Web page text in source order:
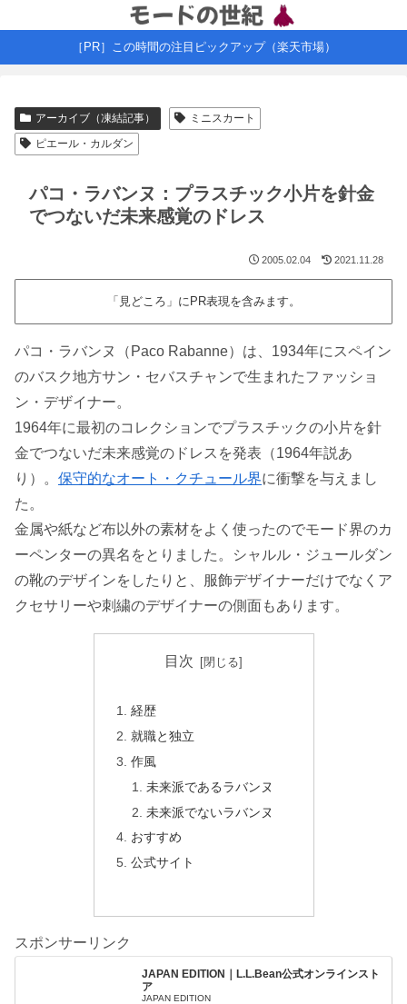
［PR］この時間の注目ピックアップ（楽天市場）
アーカイブ（凍結記事）
ミニスカート
ピエール・カルダン
パコ・ラバンヌ：プラスチック小片を針金
でつないだ未来感覚のドレス
2005.02.04 2021.11.28
「見どころ」にPR表現を含みます。
パコ・ラバンヌ（Paco Rabanne）は、1934年にスペイン
のバスク地方サン・セバスチャンで生まれたファッショ
ン・デザイナー。
1964年に最初のコレクションでプラスチックの小片を針
金でつないだ未来感覚のドレスを発表（1964年説あ
り）。 保守的なオート・クチュール界に衝撃を与えまし
た。
金属や紙など布以外の素材をよく使ったのでモード界のカ
ーペンターの異名をとりました。シャルル・ジュールダン
の靴のデザインをしたりと、服飾デザイナーだけでなくア
クセサリーや刺繍のデザイナーの側面もあります。
目次
経歴
就職と独立
作風
未来派であるラバンヌ
未来派でないラバンヌ
おすすめ
公式サイト
スポンサーリンク
JAPAN EDITION｜L.L.Bean公式オンラインスト
ア
JAPAN EDITION